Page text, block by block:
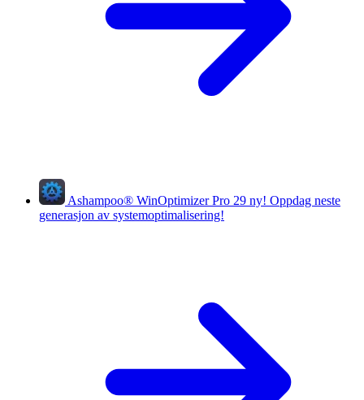
Ashampoo® WinOptimizer Pro 29 ny! Oppdag neste
generasjon av systemoptimalisering!